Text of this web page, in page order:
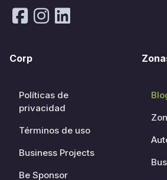
Corp
Políticas de
privacidad
Términos de uso
Business Projects
Be Sponsor